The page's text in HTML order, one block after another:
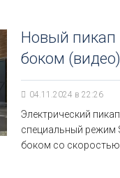
Новый пикап
боком (видео)
04.11.2024 в 22:26
Электрический
специальный режим
боком со